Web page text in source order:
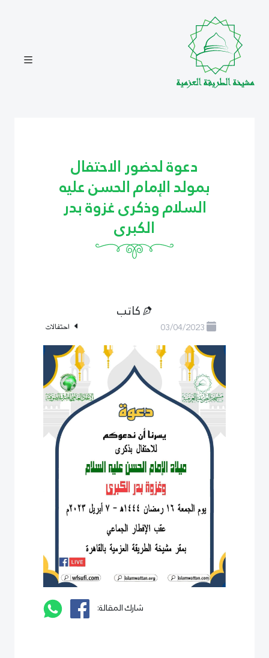
دعوة لحضور الاحتفال
بمولد الإمام الحسن عليه
السلام وذكرى غزوة بدر
الكبرى
كاتب
03/04/2023 احتفالات
شارك المقالة: